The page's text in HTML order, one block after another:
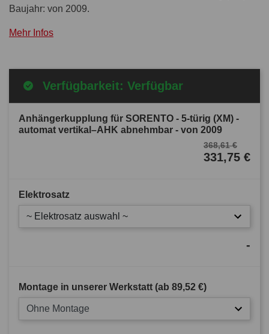
Baujahr: von 2009.
Mehr Infos
Verfügbarkeit: Verfügbar
Anhängerkupplung für SORENTO - 5-türig (XM) -
automat vertikal–AHK abnehmbar - von 2009
368,61 €
331,75 €
Elektrosatz
~ Elektrosatz auswahl ~
-
Montage in unserer Werkstatt (ab 89,52 €)
Ohne Montage